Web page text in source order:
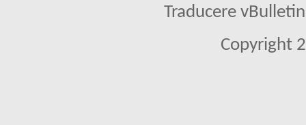
Traducere
Copyright